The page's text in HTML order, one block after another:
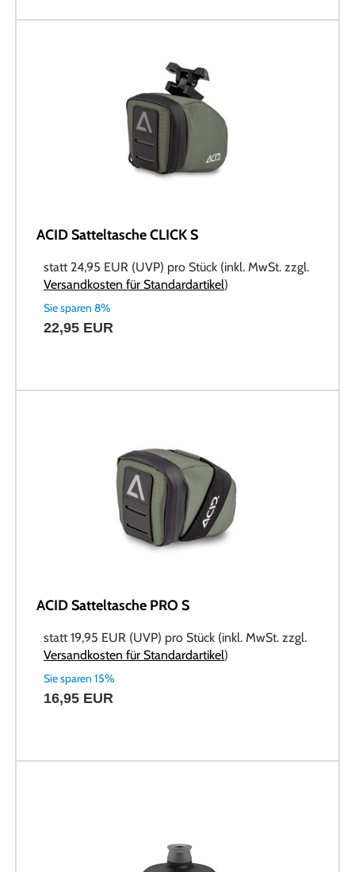
ACID Satteltasche CLICK S
statt 24,95 EUR (UVP) pro Stück (inkl. MwSt. zzgl.
Versandkosten für Standardartikel)
Sie sparen 8%
22,95 EUR
ACID Satteltasche PRO S
statt19,95 EUR (UVP) pro Stück (inkl. MwSt. zzgl.
Versandkosten für Standardartikel)
Sie sparen 15%
16,95 EUR